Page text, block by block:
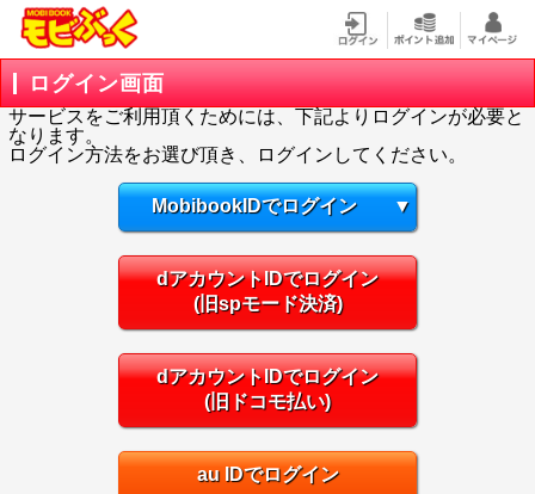
ログイン画面
サービスをご利用頂くためには、下記よりログインが必要と
なります。
ログイン方法をお選び頂き、ログインしてください。
MobibookIDでログイン ▼
dアカウントIDでログイン
(旧spモード決済)
dアカウントIDでログイン
(旧ドコモ払い)
au IDでログイン